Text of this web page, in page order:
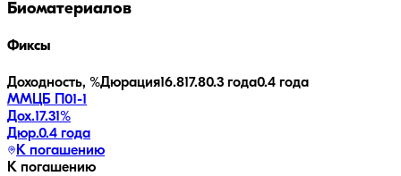
Биоматериалов
Фиксы
Доходность, %Дюрация16.817.80.3 года0.4 года
ММЦБ П01-1
Дох.17.31%
Дюр.0.4 года
К погашению
К погашению